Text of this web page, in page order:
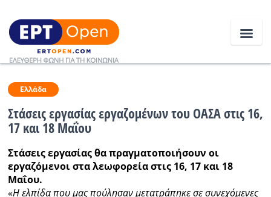
Ειδήσεις
Ελλάδα
Κοινωνία
Ελλάδα
Στάσεις εργασίας εργαζομένων του ΟΑΣΑ στις 16,
17 και 18 Μαΐου
Στάσεις εργασίας θα πραγματοποιήσουν οι
εργαζόμενοι στα λεωφορεία στις 16, 17 και 18
Μαΐου.
«Η ελπίδα που μας πούλησαν μετατράπηκε σε συνεχόμενες